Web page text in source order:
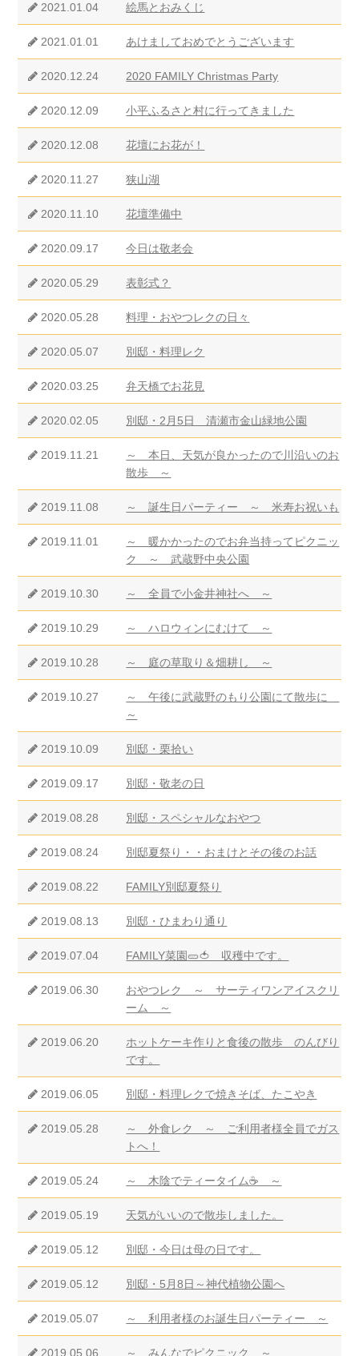
2021.01.04 絵馬とおみくじ
2021.01.01 あけましておめでとうございます
2020.12.24 2020 FAMILY Christmas Party
2020.12.09 小平ふるさと村に行ってきました
2020.12.08 花壇にお花が！
2020.11.27 狭山湖
2020.11.10 花壇準備中
2020.09.17 今日は敬老会
2020.05.29 表彰式？
2020.05.28 料理・おやつレクの日々
2020.05.07 別邸・料理レク
2020.03.25 弁天橋でお花見
2020.02.05 別邸・2月5日 清瀬市金山緑地公園
2019.11.21
～ 本日、天気が良かったので川沿いのお
散歩 ～
2019.11.08 ～ 誕生日パーティー ～ 米寿お祝いも
2019.11.01
～ 暖かかったのでお弁当持ってピクニッ
ク ～ 武蔵野中央公園
2019.10.30 ～ 全員で小金井神社へ ～
2019.10.29 ～ ハロウィンにむけて ～
2019.10.28 ～ 庭の草取り＆畑耕し ～
2019.10.27
～ 午後に武蔵野のもり公園にて散歩に
～
2019.10.09 別邸・栗拾い
2019.09.17 別邸・敬老の日
2019.08.28 別邸・スペシャルなおやつ
2019.08.24 別邸夏祭り・・おまけとその後のお話
2019.08.22 FAMILY別邸夏祭り
2019.08.13 別邸・ひまわり通り
2019.07.04 FAMILY菜園🥒🍅 収穫中です。
2019.06.30
おやつレク ～ サーティワンアイスクリ
ーム ～
2019.06.20
ホットケーキ作りと食後の散歩 のんびり
です。
2019.06.05 別邸・料理レクで焼きそば、たこやき
2019.05.28
～ 外食レク ～ ご利用者様全員でガス
トへ！
2019.05.24 ～ 木陰でティータイム☕ ～
2019.05.19 天気がいいので散歩しました。
2019.05.12 別邸・今日は母の日です。
2019.05.12 別邸・5月8日～神代植物公園へ
2019.05.07 ～ 利用者様のお誕生日パーティー ～
2019.05.06 ～ みんなでピクニック ～